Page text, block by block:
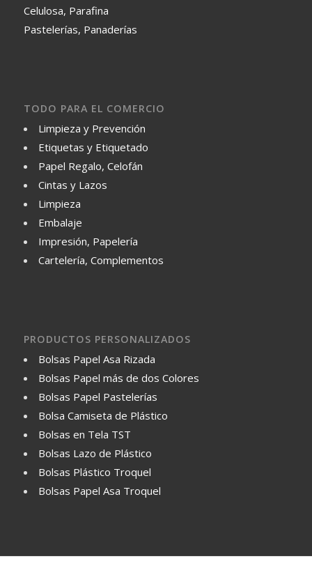
Celulosa, Parafina
Pastelerías, Panaderías
TODO PARA EL COMERCIO
Limpieza y Prevención
Etiquetas y Etiquetado
Papel Regalo, Celofán
Cintas y Lazos
Limpieza
Embalaje
Impresión, Papelería
Cartelería, Complementos
PRODUCTOS PERSONALIZADOS
Bolsas Papel Asa Rizada
Bolsas Papel más de dos Colores
Bolsas Papel Pastelerías
Bolsa Camiseta de Plástico
Bolsas en Tela TST
Bolsas Lazo de Plástico
Bolsas Plástico Troquel
Bolsas Papel Asa Troquel